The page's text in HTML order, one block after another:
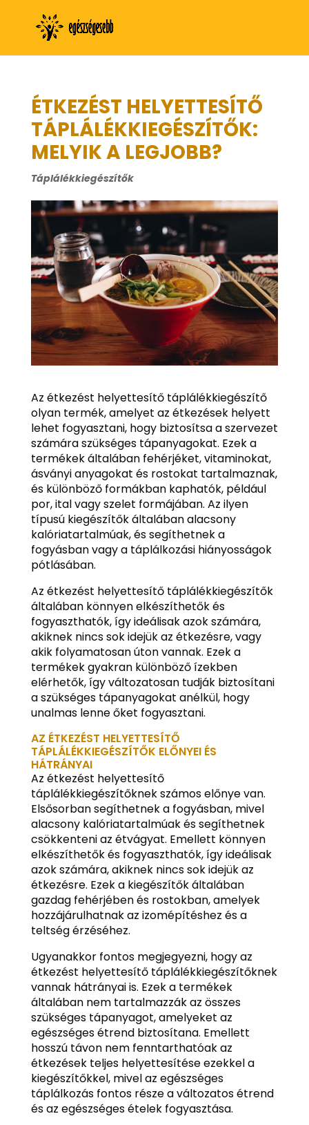
ÉTKEZÉST HELYETTESÍTŐ
TÁPLÁLÉKKIEGÉSZÍTŐK:
MELYIK A LEGJOBB?
Táplálékkiegészítők
Az étkezést helyettesítő táplálékkiegészítő
olyan termék, amelyet az étkezések helyett
lehet fogyasztani, hogy biztosítsa a szervezet
számára szükséges tápanyagokat. Ezek a
termékek általában fehérjéket, vitaminokat,
ásványi anyagokat és rostokat tartalmaznak,
és különböző formákban kaphatók, például
por, ital vagy szelet formájában. Az ilyen
típusú kiegészítők általában alacsony
kalóriatartalmúak, és segíthetnek a
fogyásban vagy a táplálkozási hiányosságok
pótlásában.
Az étkezést helyettesítő táplálékkiegészítők
általában könnyen elkészíthetők és
fogyaszthatók, így ideálisak azok számára,
akiknek nincs sok idejük az étkezésre, vagy
akik folyamatosan úton vannak. Ezek a
termékek gyakran különböző ízekben
elérhetők, így változatosan tudják biztosítani
a szükséges tápanyagokat anélkül, hogy
unalmas lenne őket fogyasztani.
AZ ÉTKEZÉST HELYETTESÍTŐ
TÁPLÁLÉKKIEGÉSZÍTŐK ELŐNYEI ÉS
HÁTRÁNYAI
Az étkezést helyettesítő
táplálékkiegészítőknek számos előnye van.
Elsősorban segíthetnek a fogyásban, mivel
alacsony kalóriatartalmúak és segíthetnek
csökkenteni az étvágyat. Emellett könnyen
elkészíthetők és fogyaszthatók, így ideálisak
azok számára, akiknek nincs sok idejük az
étkezésre. Ezek a kiegészítők általában
gazdag fehérjében és rostokban, amelyek
hozzájárulhatnak az izomépítéshez és a
teltség érzéséhez.
Ugyanakkor fontos megjegyezni, hogy az
étkezést helyettesítő táplálékkiegészítőknek
vannak hátrányai is. Ezek a termékek
általában nem tartalmazzák az összes
szükséges tápanyagot, amelyeket az
egészséges étrend biztosítana. Emellett
hosszú távon nem fenntarthatóak az
étkezések teljes helyettesítése ezekkel a
kiegészítőkkel, mivel az egészséges
táplálkozás fontos része a változatos étrend
és az egészséges ételek fogyasztása.